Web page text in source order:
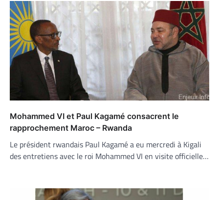
Mohammed VI et Paul Kagamé consacrent le
rapprochement Maroc – Rwanda
Le président rwandais Paul Kagamé a eu mercredi à Kigali
des entretiens avec le roi Mohammed VI en visite officielle…